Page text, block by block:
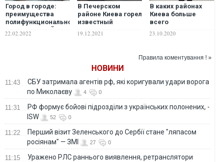
Город в городе:
преимущества
полифункционального
ПОДОЛ
22.02.2022
В Печерском
районе Киева горел
известный
19.12.2021
В каких районах
Киева больше
всего
коронавирусом:
23.10.2020
Правила коментування ! »
НОВИНИ
11:43
СБУ затримала агентів рф, які коригували удари ворога
по Миколаєву
4 0
11:31
РФ формує бойові підрозділи з українських полонених, -
ISW
52 0
11:22
Перший візит Зеленського до Сербії стане "ляпасом
росіянам" — ЗМІ
27 0
11:15
Уражено РЛС раннього виявлення, ретранслятори